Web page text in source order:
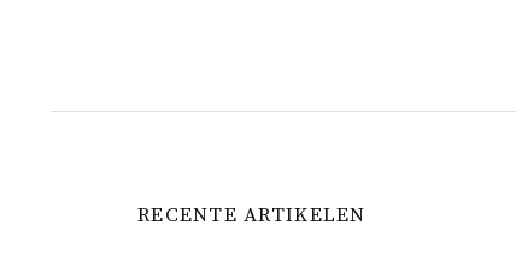
RECENTE ARTIKELEN